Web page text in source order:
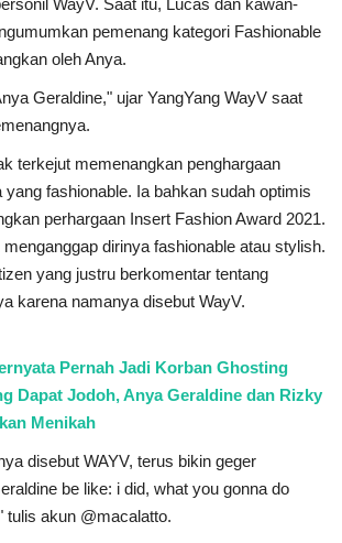
pemenang kategori Fashionable
oleh Anya.
Geraldine," ujar YangYang WayV saat
terkejut memenangkan penghargaan
fashionable. Ia bahkan sudah optimis
perhargaan Insert Fashion Award 2021.
dirinya fashionable atau stylish.
yang justru berkomentar tentang
karena namanya disebut WayV.
Pernah Jadi Korban Ghosting
Dapat Jodoh, Anya Geraldine dan Rizky
Menikah
disebut WAYV, terus bikin geger
be like: i did, what you gonna do
tulis akun @macalatto.